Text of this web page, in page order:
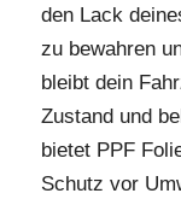
den Lack
zu bewahren
bleibt dein
Zustand und
bietet PPF
Schutz vor